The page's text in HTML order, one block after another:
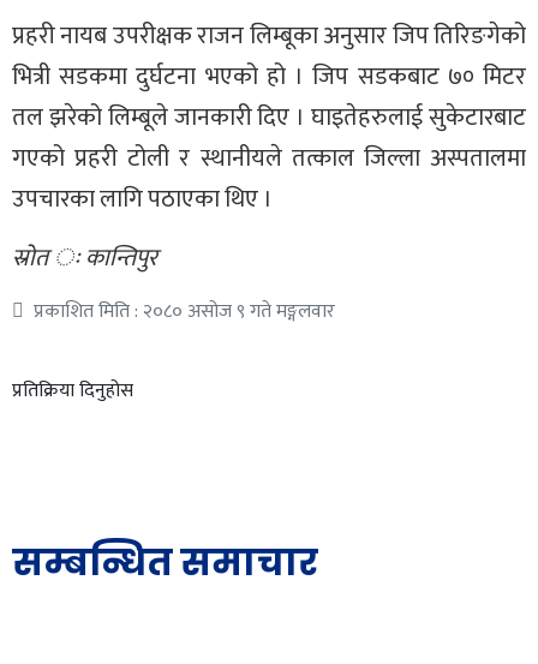
प्रहरी नायब उपरीक्षक राजन लिम्बूका अनुसार जिप तिरिङगेको
भित्री सडकमा दुर्घटना भएको हो । जिप सडकबाट ७० मिटर
तल झरेको लिम्बूले जानकारी दिए । घाइतेहरुलाई सुकेटारबाट
गएको प्रहरी टोली र स्थानीयले तत्काल जिल्ला अस्पतालमा
उपचारका लागि पठाएका थिए ।
स्रोत ः कान्तिपुर
प्रकाशित मिति : २०८० असोज ९ गते मङ्गलवार
प्रतिक्रिया दिनुहोस
सम्बन्धित समाचार